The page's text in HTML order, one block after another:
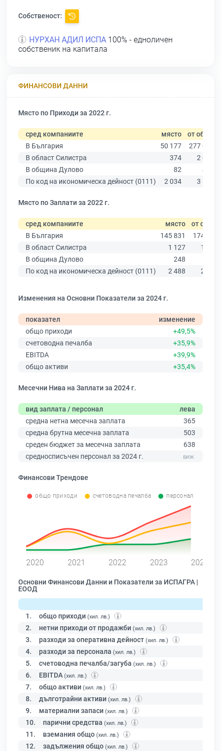
Собственост:
НУРХАН АДИЛ ИСПА 100% - едноличен
собственик на капитала
ФИНАНСОВИ ДАННИ
Място по Приходи за 2022 г.
сред компаниите място от общо
В България
50 177
277 019
В област Силистра
374
2 077
В община Дулово
82
446
По код на икономическа дейност (0111)
2 034 3 640
Място по Заплати за 2022 г.
сред компаниите място
от общо
В България
145 831
174 403
В област Силистра
1 127
1 352
В община Дулово
248
По код на икономическа дейност (0111)
2 488 2 706
Изменения на Основни Показатели за 2024 г.
показател
изменение
общо приходи
+49,5%
счетоводна печалба
+35,9%
EBITDA
+39,9%
общо активи
+35,4%
Месечни Нива на Заплати за 2024 г.
вид заплата / персонал
лева
средна нетна месечна заплата
365
средна брутна месечна заплата
503
среден бюджет за месечна заплата
638
средносписъчен персонал за 2024 г.
Финансови Трендове
общо приходи счетоводна печалба персонал
2020 2021 2022 2023 2024
Основни Финансови Данни и Показатели за ИСПАГРА |
ЕООД
1. общо приходи (хил. лв.)
2. нетни приходи от продажби (хил. лв.)
3. разходи за оперативна дейност (хил. лв.)
4. разходи за персонала (хил. лв.)
5. счетоводна печалба/загуба (хил. лв.)
6. EBITDA (хил. лв.)
7. общо активи (хил. лв.)
8. дълготрайни активи (хил. лв.)
9. материални запаси (хил. лв.)
10. парични средства (хил. лв.)
11. вземания общо (хил. лв.)
12. задължения общо (хил. лв.)